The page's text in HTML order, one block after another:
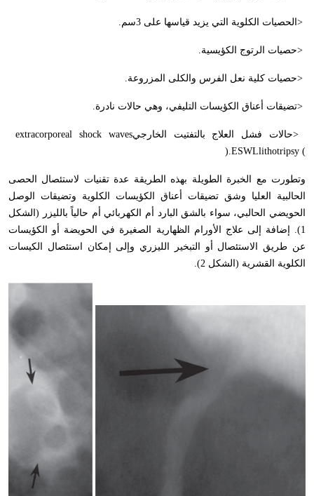
> الحصيات الكلوية التي يزيد قياسها على 3سم .
>حصيات الرتوج الكؤيسية.
>حصيات كلية نعل الفرس والكلى المزروعة.
>تضيقات أعناق الكؤيسات التليفي، وهي حالات نادرة.
>حالات فشل العلاج بالتفتيت الخارجيextracorporeal shock waves
lithotripsy (
ESWL
).
وتطورت مع الخبرة الطويلة بهذه الطريقة عدة تقنيات لاستئصال الحصى
الحالبية العليا وشق تضيقات أعناق الكؤيسات الكلوية وتضيقات الوصل
الحويضي الحالبي، سواء بالشق البارد أم الكهربائي أم حالياً بالليزر (الشكل
1). إضافة إلى علاج الأورام الظهارية الصغيرة في الحويضة أو الكؤيسات
عن طريق الاستئصال أو التبخير الليزري وإلى إمكان استئصال الكيسات
الكلوية القشرية (الشكل 2).